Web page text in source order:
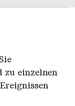
zu einzelnen